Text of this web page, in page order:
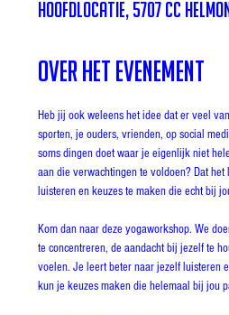
hoofdlocatie, 5707 CC
Over het evenement
Heb jij ook weleens het idee dat er veel
sporten, je ouders, vrienden, op social
soms dingen doet waar je eigenlijk niet
aan die verwachtingen te voldoen? Dat
luisteren en keuzes te maken die echt bij
Kom dan naar deze yogaworkshop. We
te concentreren, de aandacht bij jezelf te
voelen. Je leert beter naar jezelf luisteren
kun je keuzes maken die helemaal bij jou